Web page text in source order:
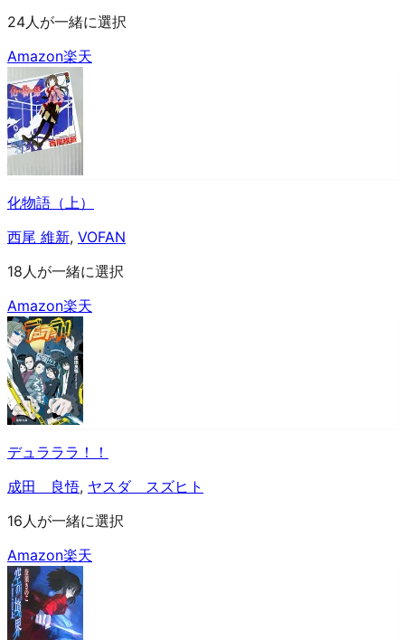
24人が一緒に選択
Amazon楽天
化物語（上）
西尾 維新, VOFAN
18人が一緒に選択
Amazon楽天
デュラララ！！
成田 良悟, ヤスダ スズヒト
16人が一緒に選択
Amazon楽天